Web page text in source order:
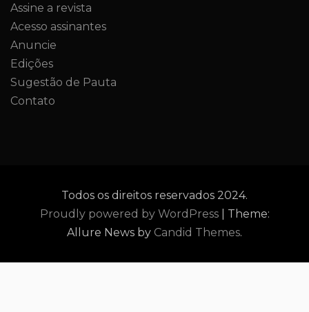
Assine a revista
Acesso assinantes
Anuncie
Edições
Sugestão de Pauta
Contato
Todos os direitos reservados 2024.
Proudly powered by WordPress
Theme:
Allure News by Candid Themes.